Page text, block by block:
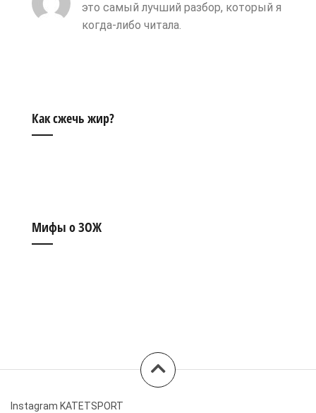
это самый лучший разбор, который я
когда-либо читала.
Как сжечь жир?
Мифы о ЗОЖ
Instagram KATETSPORT